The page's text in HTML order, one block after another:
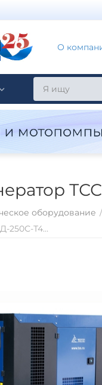
О
оборудование /
Дизельный генератор ТСС АД-250С-Т400 шумозащитном кожухе с АВР